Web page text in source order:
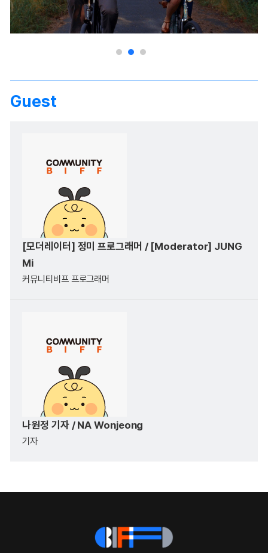
Guest
[모더레이터] 정미 프로그래머 / [Moderator] JUNG
Mi
커뮤니티비프 프로그래머
나원정 기자 / NA Wonjeong
기자